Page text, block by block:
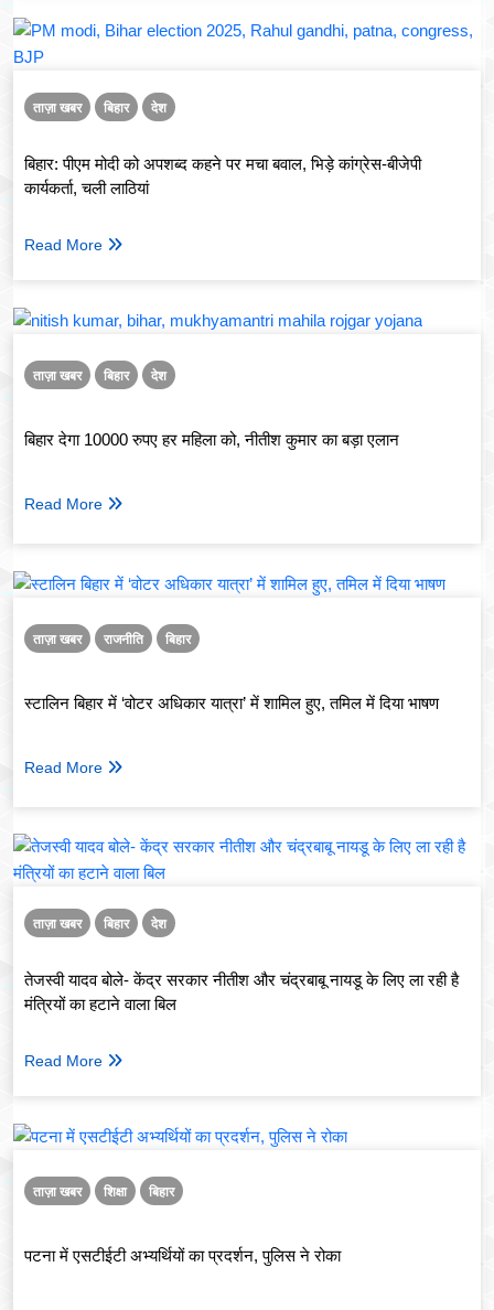
ताज़ा खबर बिहार देश
बिहार: पीएम मोदी को अपशब्द कहने पर मचा बवाल, भिड़े कांग्रेस-बीजेपी
कार्यकर्ता, चली लाठियां
Read More
ताज़ा खबर बिहार देश
बिहार देगा 10000 रुपए हर महिला को, नीतीश कुमार का बड़ा एलान
Read More
ताज़ा खबर राजनीति बिहार
स्टालिन बिहार में ‘वोटर अधिकार यात्रा’ में शामिल हुए, तमिल में दिया भाषण
Read More
ताज़ा खबर बिहार देश
तेजस्वी यादव बोले- केंद्र सरकार नीतीश और चंद्रबाबू नायडू के लिए ला रही है
मंत्रियों का हटाने वाला बिल
Read More
ताज़ा खबर शिक्षा बिहार
पटना में एसटीईटी अभ्यर्थियों का प्रदर्शन, पुलिस ने रोका